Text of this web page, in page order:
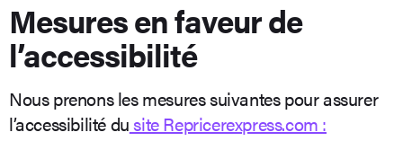
Mesures en faveur de
l’accessibilité
Nous prenons les mesures suivantes pour assurer
l’accessibilité dusite Repricerexpress.com :